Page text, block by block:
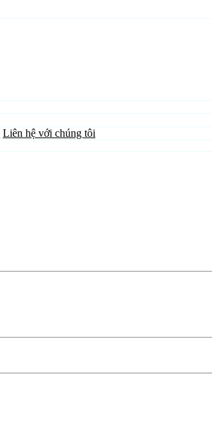
Liên hệ với chúng tôi